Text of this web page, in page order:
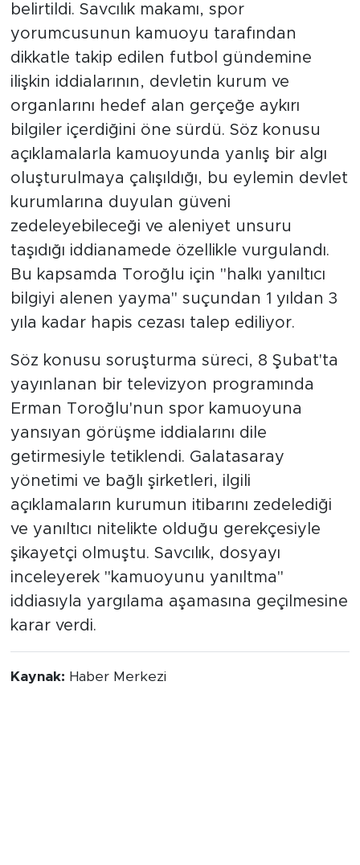
belirtildi. Savcılık makamı, spor
yorumcusunun kamuoyu tarafından
dikkatle takip edilen futbol gündemine
ilişkin iddialarının, devletin kurum ve
organlarını hedef alan gerçeğe aykırı
bilgiler içerdiğini öne sürdü. Söz konusu
açıklamalarla kamuoyunda yanlış bir algı
oluşturulmaya çalışıldığı, bu eylemin devlet
kurumlarına duyulan güveni
zedeleyebileceği ve aleniyet unsuru
taşıdığı iddianamede özellikle vurgulandı.
Bu kapsamda Toroğlu için "halkı yanıltıcı
bilgiyi alenen yayma" suçundan 1 yıldan 3
yıla kadar hapis cezası talep ediliyor.
Söz konusu soruşturma süreci, 8 Şubat'ta
yayınlanan bir televizyon programında
Erman Toroğlu'nun spor kamuoyuna
yansıyan görüşme iddialarını dile
getirmesiyle tetiklendi. Galatasaray
yönetimi ve bağlı şirketleri, ilgili
açıklamaların kurumun itibarını zedelediği
ve yanıltıcı nitelikte olduğu gerekçesiyle
şikayetçi olmuştu. Savcılık, dosyayı
inceleyerek "kamuoyunu yanıltma"
iddiasıyla yargılama aşamasına geçilmesine
karar verdi.
Kaynak: Haber Merkezi